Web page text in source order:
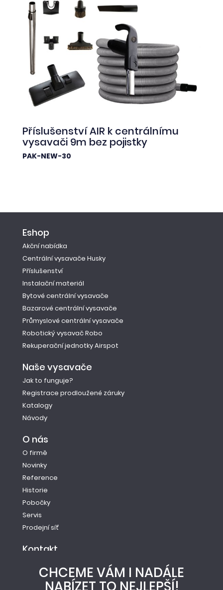
Příslušenství AIR k centrálnímu
vysavači 9m bez pojistky
PAK-NEW-30
Eshop
Akční nabídka
Centrální vysavače Husky
Příslušenství
Instalační materiál
Bytové centrální vysavače
Bazarové centrální vysavače
Průmyslové centrální vysavače
Robotický vysavač Robo
Rekuperační jednotky Airspot
Naše vysavače
Jak to funguje?
Registrace prodloužené záruky
Katalogy
Návody
O nás
O firmě
Novinky
Reference
Historie
Pobočky
Servis
Prodejní síť
Kontakt
E-mail: info@newag.cz
Kontaktní formulář
CHCEME VÁM I NADÁLE